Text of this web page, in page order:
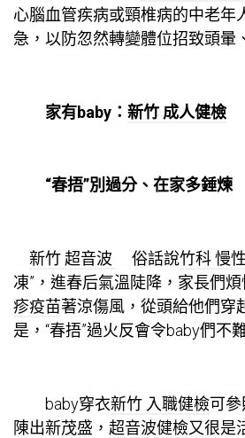
心腦血管疾病或頸椎病的中老年
急，以防忽然轉變體位招致頭暈
家有baby： 新竹 成人健檢
“春捂”別過分、在家多錘煉
新竹 超音波 俗話說竹科 慢
凍”，進春后氣溫陡降，家長們
疹疫苗著涼傷風，從頭給他們穿
是，“春捂”過火反會令baby們不
baby穿衣新竹 入職健檢可參
陳出新茂盛， 超音波健檢又很是